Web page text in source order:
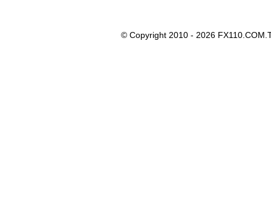
© Copyright 2010 - 2026